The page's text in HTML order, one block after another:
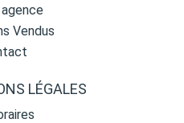
Vendus
LÉGALES